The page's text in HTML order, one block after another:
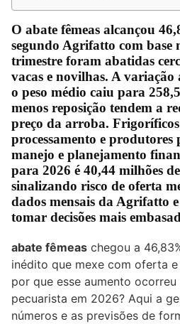
O abate fêmeas alcançou
segundo Agrifatto com base
trimestre foram abatidas
vacas e novilhas. A
o peso médio caiu para
menos reposição tendem a
preço da arroba.
processamento e produtores
manejo e planejamento
para 2026 é 40,44 milhões
sinalizando risco de oferta
dados mensais da Agrifatto
tomar decisões mais
abate fêmeas chegou a
inédito que mexe com oferta
por que esse aumento
pecuarista em 2026? Aqui a
números e as previsões de